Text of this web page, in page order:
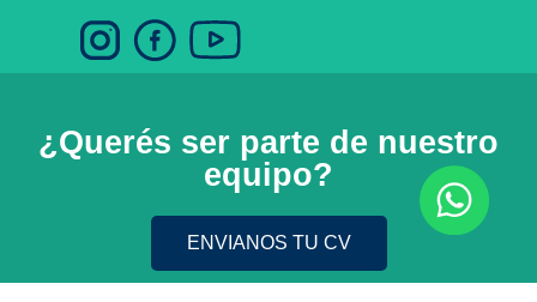
¿Querés ser parte de nuestro
equipo?
ENVIANOS TU CV